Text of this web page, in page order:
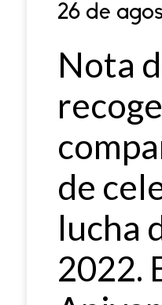
26 de
Nota
de
lucha
2022.